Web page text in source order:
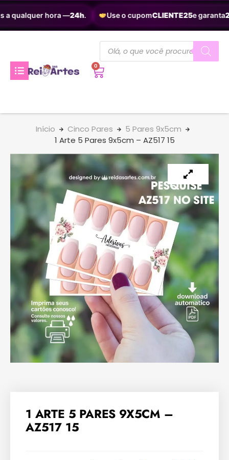
qualquer hora —24h. Use o cupomCLIENTE25e garanta
0
Início Cinco Pares
5 Pares 9x5cm
1 Arte 5 Pares 9x5cm – AZ517 15
1 ARTE 5 PARES 9X5CM –
AZ517 15